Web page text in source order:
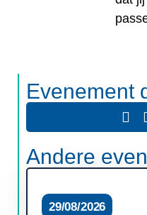
Evenement
Andere
29/08/2026